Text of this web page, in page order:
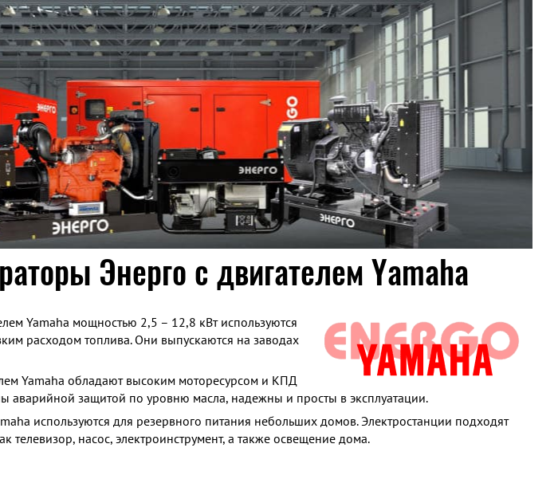
Энерго с двигателем Yamaha
Yamaha мощностью 2,5 – 12,8 кВт используются
расходом топлива. Они выпускаются на заводах
Yamaha обладают высоким моторесурсом и КПД
аварийной защитой по уровню масла, надежны и просты в эксплуатации.
используются для резервного питания небольших домов. Электростанции подходят
телевизор, насос, электроинструмент, а также освещение дома.